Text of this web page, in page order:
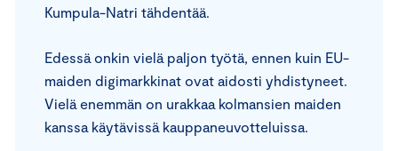
Kumpula-Natri tähdentää.
Edessä onkin vielä paljon työtä, ennen kuin EU-
maiden digimarkkinat ovat aidosti yhdistyneet.
Vielä enemmän on urakkaa kolmansien maiden
kanssa käytävissä kauppaneuvotteluissa.